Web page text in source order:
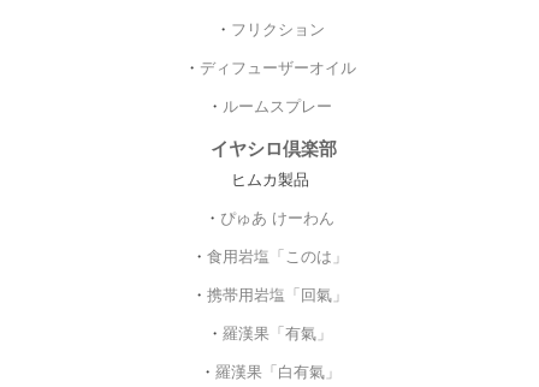
・ フリクション
・ ディフューザーオイル
・ ルームスプレー
イヤシロ倶楽部
ヒムカ製品
・ ぴゅあ けーわん
・ 食用岩塩「このは」
・ 携帯用岩塩「回氣」
・ 羅漢果「有氣」
・ 羅漢果「白有氣」